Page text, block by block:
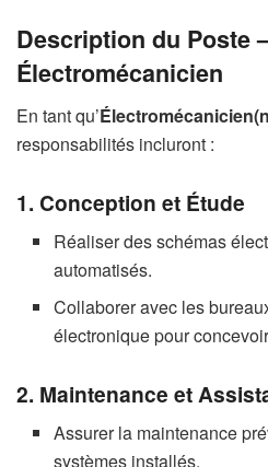
Description du Poste
Électromécanicien
En tant qu’
responsabilités incluront :
1. Conception et Étude
Réaliser des schémas
automatisés.
Collaborer avec les
électronique pour
2. Maintenance et
Assurer la maintenance
systèmes installés.